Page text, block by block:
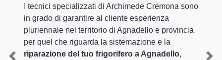
I tecnici specializzati di Archimede Cremona sono
in grado di garantire al cliente esperienza
pluriennale nel territorio di Agnadello e provincia
per quel che riguarda la sistemazione e la
riparazione del tuo frigorifero a Agnadello,